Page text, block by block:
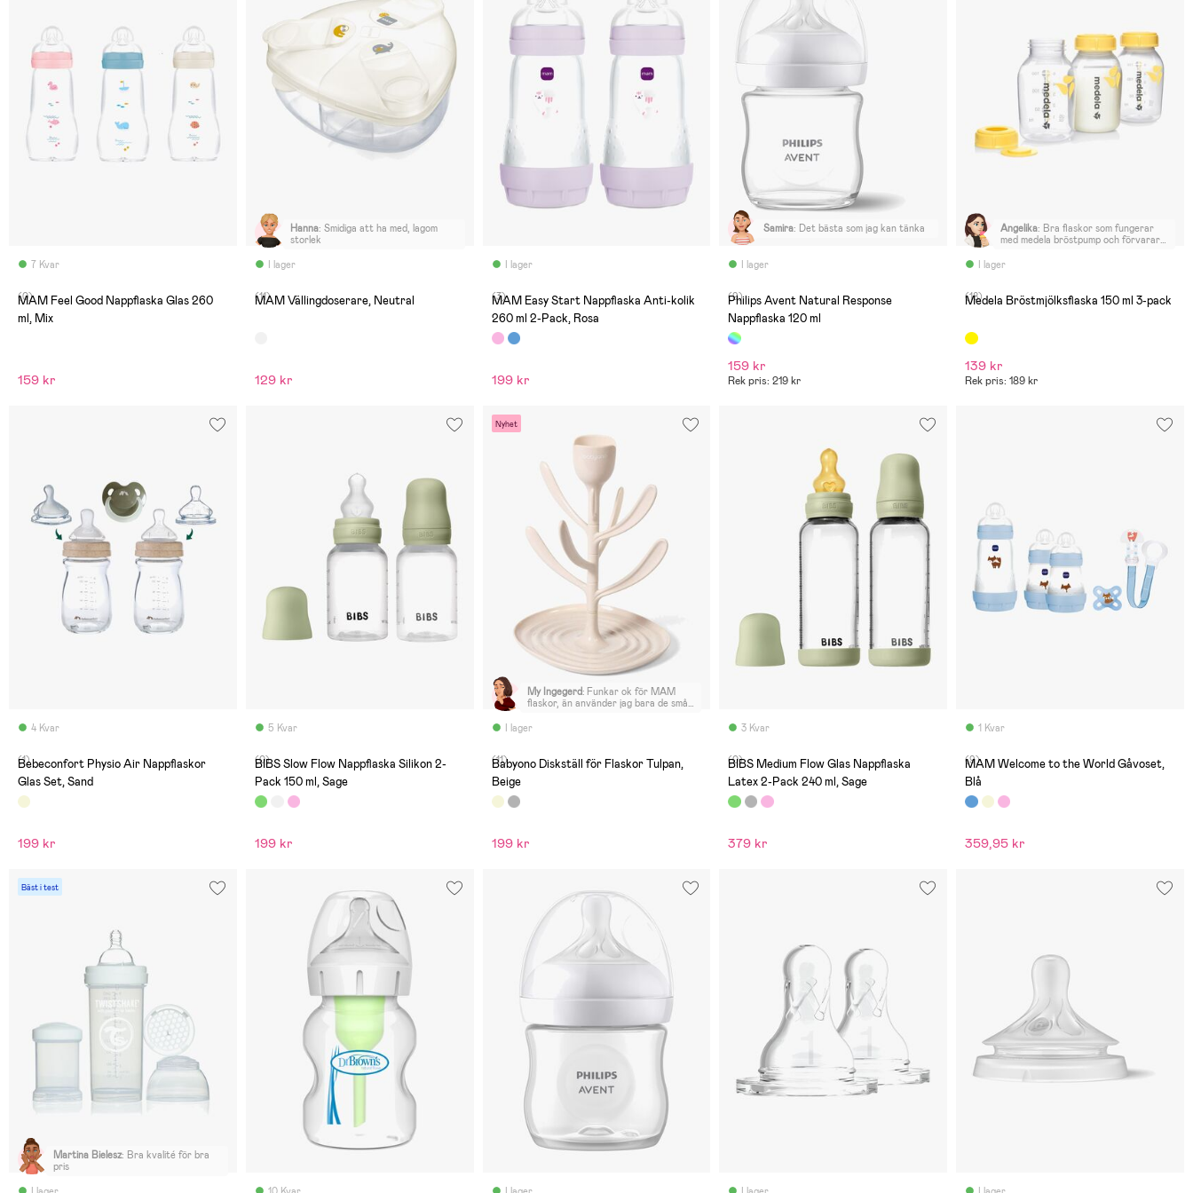
7 Kvar
(0)
MAM Feel Good Nappflaska Glas 260
ml, Mix
159 kr
I lager
Hanna: Smidiga att ha med, lagom
storlek
(11)
MAM Vällingdoserare, Neutral
129 kr
I lager
(3)
MAM Easy Start Nappflaska Anti-kolik
260 ml 2-Pack, Rosa
199 kr
I lager
Samira: Det bästa som jag kan tänka
(9)
Philips Avent Natural Response
Nappflaska 120 ml
159 kr
Rek pris: 219 kr
I lager
Angelika: Bra flaskor som fungerar
med medela bröstpump och förvarar
(18)
Medela Bröstmjölksflaska 150 ml 3-pack
139 kr
Rek pris: 189 kr
4 Kvar
(1)
Bebeconfort Physio Air Nappflaskor
Glas Set, Sand
199 kr
5 Kvar
(0)
BIBS Slow Flow Nappflaska Silikon 2-
Pack 150 ml, Sage
199 kr
Nyhet
I lager
My Ingegerd: Funkar ok för MAM
flaskor, än använder jag bara de små.
det väl var klart så håller den ihop
(11)
Babyono Diskställ för Flaskor Tulpan,
Beige
199 kr
3 Kvar
(0)
BIBS Medium Flow Glas Nappflaska
Latex 2-Pack 240 ml, Sage
379 kr
1 Kvar
(9)
MAM Welcome to the World Gåvoset,
Blå
359,95 kr
Bäst i test
Martina Bielesz: Bra kvalité för bra
pris